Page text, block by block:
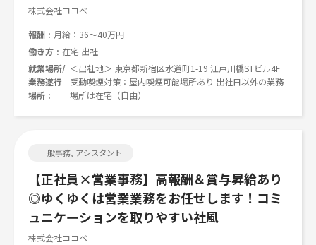
株式会社ココベ
報酬
月給：36～40万円
働き方
在宅 出社
就業場所/
業務遂行
場所
＜出社地＞ 東京都新宿区水道町1-19 江戸川橋STビル4F
受動喫煙対策：屋内喫煙可能場所あり 出社日以外の業務
場所は在宅（自由）
一般事務, アシスタント
【正社員×営業事務】高報酬＆賞与昇給あり
◎ゆくゆくは営業業務をお任せします！コミ
ュニケーションを取りやすい社風
株式会社ココベ